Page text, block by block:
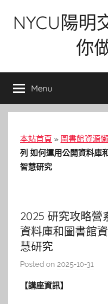
NYCU陽明
你
Menu
本站首頁 » 圖書館資源
列 如何運用公開資料庫
智慧研究
2025 研究攻略營
資料庫和圖書館
慧研究
Posted on 2025-10-31
【講座資訊】